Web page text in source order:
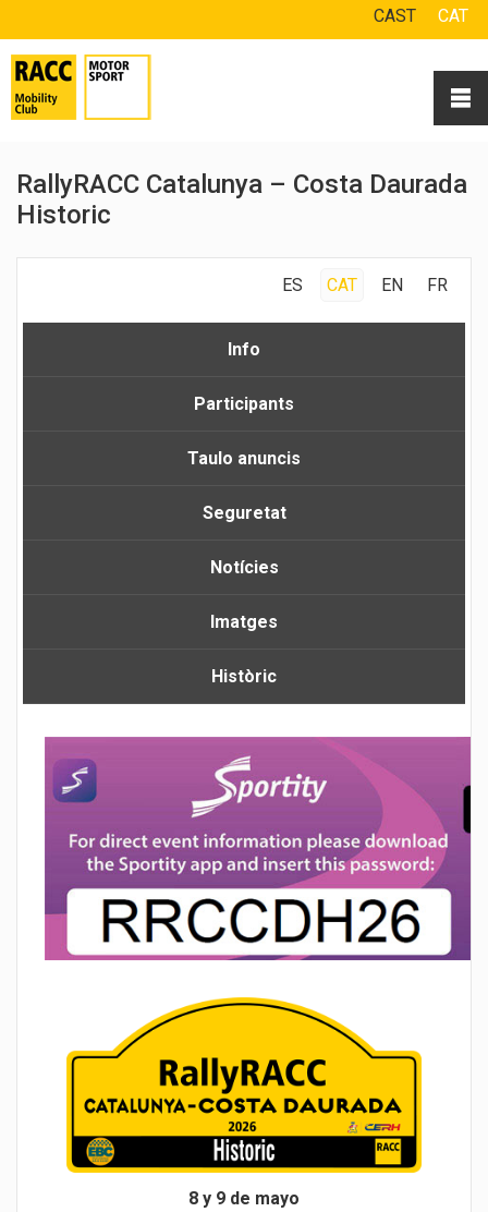
CAST CAT
RallyRACC Catalunya – Costa Daurada
Historic
ES CAT EN FR
Info
Participants
Taulo anuncis
Seguretat
Notícies
Imatges
Històric
8 y 9 de mayo